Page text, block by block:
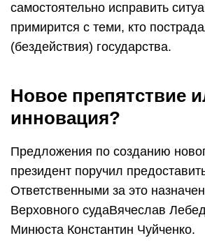
самостоятельно исправить
примирится с теми, кто
(бездействия) государства.
Новое препятствие
инновация?
Предложения по созданию
президент поручил
Ответственными за это
Верховного судаВячеслав
Минюста Константин Чуйченко.